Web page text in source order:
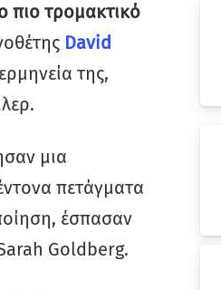
πιο τρομακτικό
David
της,
μια
πετάγματα
έσπασαν
Goldberg.